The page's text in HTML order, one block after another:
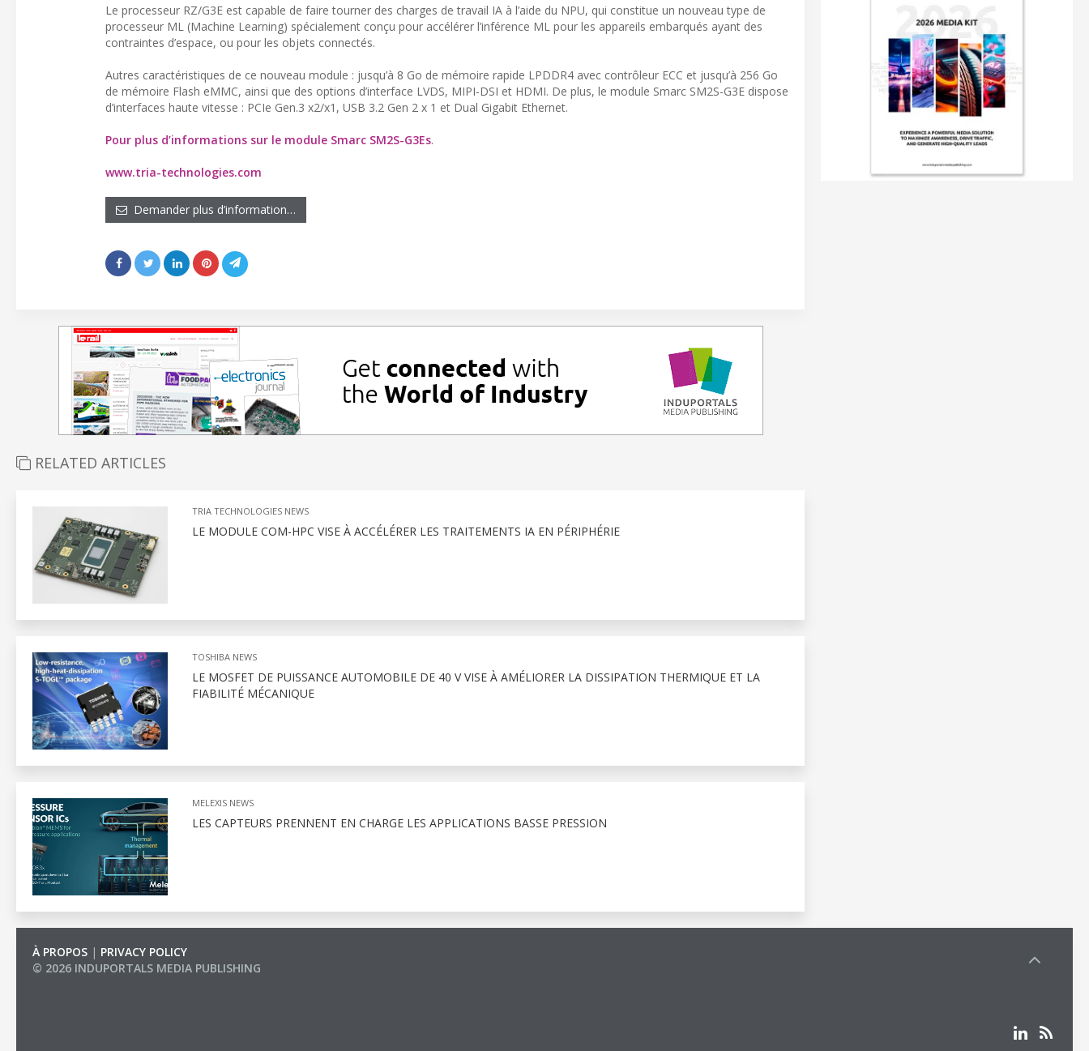
Le processeur RZ/G3E est capable de faire tourner des charges de travail IA à l’aide du NPU, qui constitue un nouveau type de
processeur ML (Machine Learning) spécialement conçu pour accélérer l’inférence ML pour les appareils embarqués ayant des
contraintes d’espace, ou pour les objets connectés.
Autres caractéristiques de ce nouveau module : jusqu’à 8 Go de mémoire rapide LPDDR4 avec contrôleur ECC et jusqu’à 256 Go
de mémoire Flash eMMC, ainsi que des options d’interface LVDS, MIPI-DSI et HDMI. De plus, le module Smarc SM2S-G3E dispose
d’interfaces haute vitesse : PCIe Gen.3 x2/x1, USB 3.2 Gen 2 x 1 et Dual Gigabit Ethernet.
Pour plus d’informations sur le module Smarc SM2S-G3Es.
www.tria-technologies.com
Demander plus d’information…
RELATED ARTICLES
TRIA TECHNOLOGIES NEWS
LE MODULE COM-HPC VISE À ACCÉLÉRER LES TRAITEMENTS IA EN PÉRIPHÉRIE
TOSHIBA NEWS
LE MOSFET DE PUISSANCE AUTOMOBILE DE 40 V VISE À AMÉLIORER LA DISSIPATION THERMIQUE ET LA
FIABILITÉ MÉCANIQUE
MELEXIS NEWS
LES CAPTEURS PRENNENT EN CHARGE LES APPLICATIONS BASSE PRESSION
À PROPOS | PRIVACY POLICY
© 2026 INDUPORTALS MEDIA PUBLISHING